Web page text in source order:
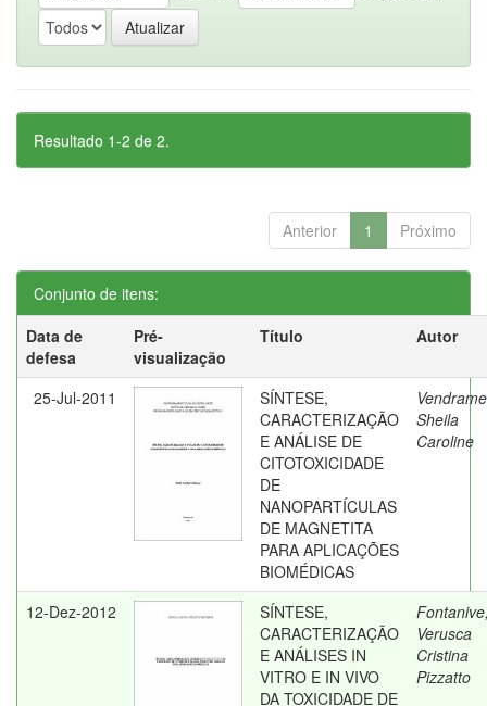
Resultado 1-2 de 2.
Anterior 1 Próximo
Conjunto de itens:
Data de
defesa
Pré-
visualização
Título Autor
25-Jul-2011
SÍNTESE,
CARACTERIZAÇÃO
E ANÁLISE DE
CITOTOXICIDADE
DE
NANOPARTÍCULAS
DE MAGNETITA
PARA APLICAÇÕES
BIOMÉDICAS
Sheila
Caroline
12-Dez-2012
SÍNTESE,
CARACTERIZAÇÃO
E ANÁLISES IN
VITRO E IN VIVO
DA TOXICIDADE DE
Verusca
Cristina
Pizzatto